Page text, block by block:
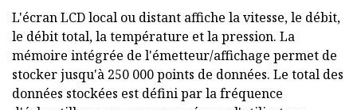
L'écran LCD local ou distant affiche la vitesse, le débit,
le débit total, la température et la pression. La
mémoire intégrée de l'émetteur/affichage permet de
stocker jusqu'à 250 000 points de données. Le total des
données stockées est défini par la fréquence